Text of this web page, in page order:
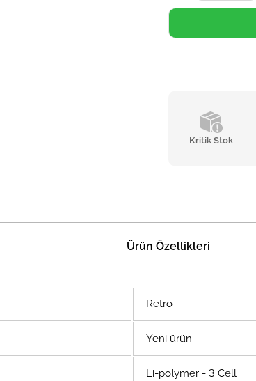
Kritik Stok
Ürün Özellikleri
Retro
Yeni ürün
Li-polymer - 3 Cell